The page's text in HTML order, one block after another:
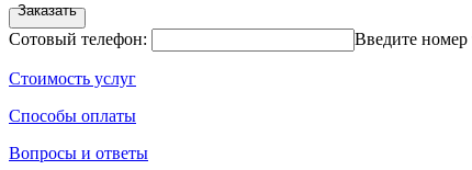
Заказать
Сотовый телефон: Введите номер
Стоимость услуг
Способы оплаты
Вопросы и ответы